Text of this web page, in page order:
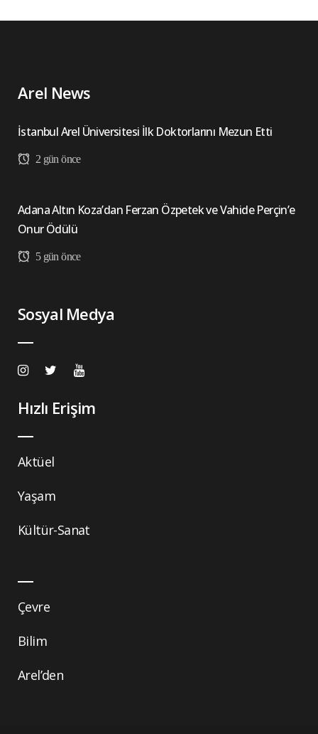
Arel News
İstanbul Arel Üniversitesi İlk Doktorlarını Mezun Etti
2 gün önce
Adana Altın Koza’dan Ferzan Özpetek ve Vahide Perçin’e
Onur Ödülü
5 gün önce
Sosyal Medya
Hızlı Erişim
Aktüel
Yaşam
Kültür-Sanat
Çevre
Bilim
Arel’den